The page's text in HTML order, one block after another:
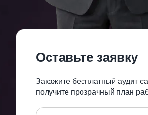
Оставьте заявку
Закажите бесплатный аудит
получите прозрачный план